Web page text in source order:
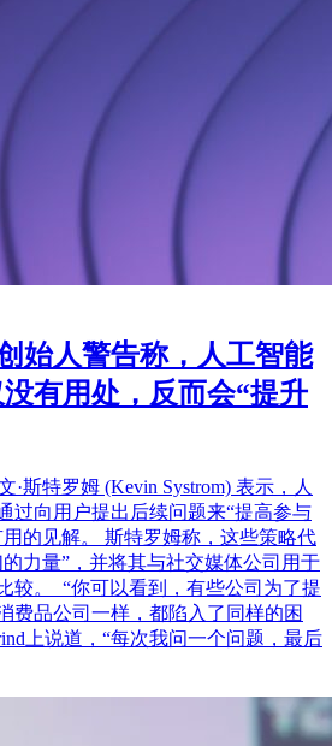
始人警告称，人工智能
有用处，反而会“提升
·斯特罗姆 (Kevin Systrom) 表示，人
过向用户提出后续问题来“提高参与
的见解。 斯特罗姆称，这些策略代
力量”，并将其与社交媒体公司用于
较。 “你可以看到，有些公司为了提
费品公司一样，都陷入了同样的困
上说道，“每次我问一个问题，最后